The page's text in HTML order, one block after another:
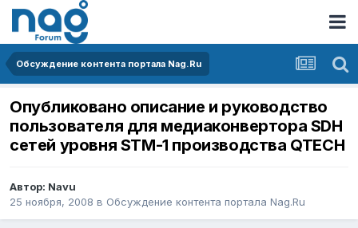
Обсуждение контента портала Nag.Ru
Опубликовано описание и руководство
пользователя для медиаконвертора SDH
сетей уровня STM-1 производства QTECH
Автор: Navu
25 ноября, 2008 в Обсуждение контента портала Nag.Ru